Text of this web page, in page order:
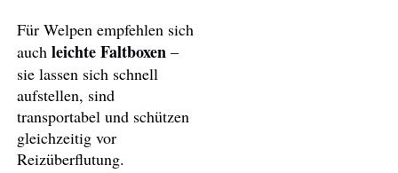
Für Welpen empfehlen sich
auch leichte Faltboxen –
sie lassen sich schnell
aufstellen, sind
transportabel und schützen
gleichzeitig vor
Reizüberflutung.